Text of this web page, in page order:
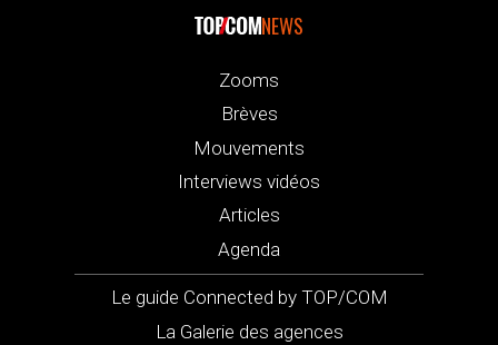
NEWS
Zooms
Brèves
Mouvements
Interviews vidéos
Articles
Agenda
Le guide Connected by TOP/COM
La Galerie des agences